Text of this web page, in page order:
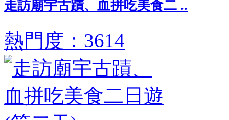
走訪廟宇古蹟、血拼吃美食二 ..
熱門度：3614